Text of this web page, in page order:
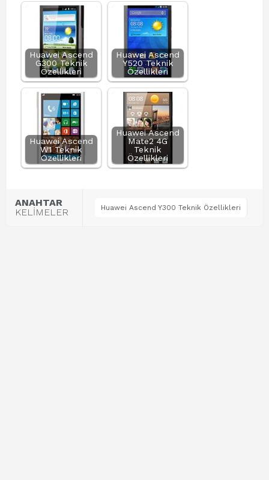
Huawei Ascend
G300 Teknik
Özellikleri
Huawei Ascend
Y520 Teknik
Özellikleri
Huawei Ascend
W1 Teknik
Özellikleri
Huawei Ascend
Mate2 4G
Teknik
Özellikleri
ANAHTAR
KELİMELER
Huawei Ascend Y300 Teknik Özellikleri